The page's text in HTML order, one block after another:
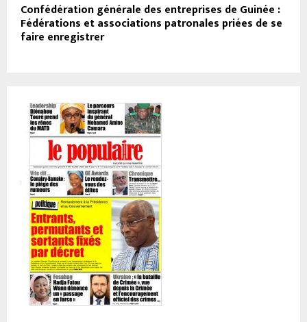
Confédération générale des entreprises de Guinée :
Fédérations et associations patronales priées de se
faire enregistrer